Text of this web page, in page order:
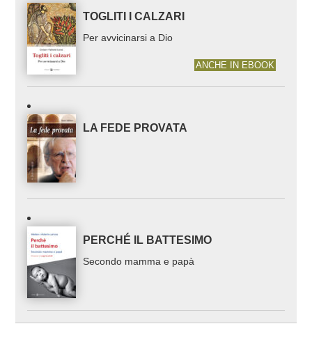
TOGLITI I CALZARI
Per avvicinarsi a Dio
ANCHE IN EBOOK
LA FEDE PROVATA
PERCHÉ IL BATTESIMO
Secondo mamma e papà